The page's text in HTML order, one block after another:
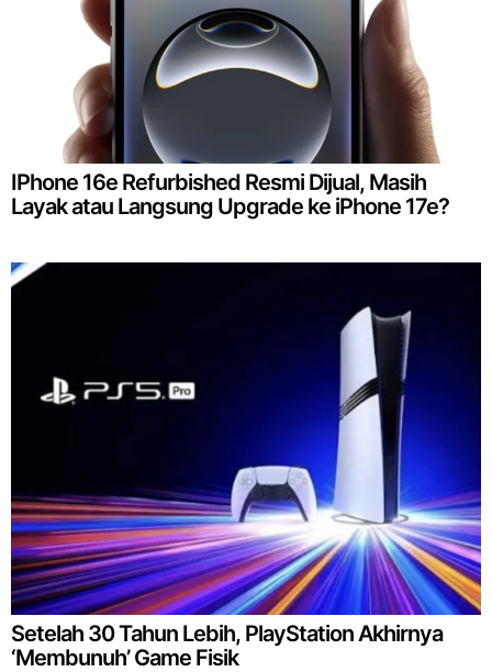
IPhone 16e Refurbished Resmi Dijual, Masih
Layak atau Langsung Upgrade ke iPhone 17e?
Setelah 30 Tahun Lebih, PlayStation Akhirnya
‘Membunuh’ Game Fisik